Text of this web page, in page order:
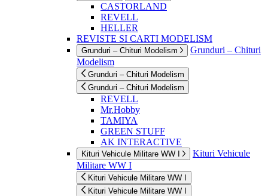
CASTORLAND
REVELL
HELLER
REVISTE SI CARTI MODELISM
Grunduri – Chituri Modelism
Grunduri – Chituri
Modelism
Grunduri – Chituri Modelism
Grunduri – Chituri Modelism
REVELL
Mr.Hobby
TAMIYA
GREEN STUFF
AK INTERACTIVE
Kituri Vehicule Militare WW I
Kituri Vehicule
Militare WW I
Kituri Vehicule Militare WW I
Kituri Vehicule Militare WW I